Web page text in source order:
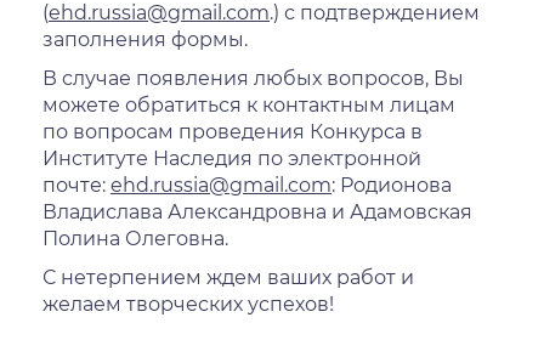
(ehd.russia@gmail.com.) с подтверждением
заполнения формы.
В случае появления любых вопросов, Вы
можете обратиться к контактным лицам
по вопросам проведения Конкурса в
Институте Наследия по электронной
почте: ehd.russia@gmail.com: Родионова
Владислава Александровна и Адамовская
Полина Олеговна.
С нетерпением ждем ваших работ и
желаем творческих успехов!